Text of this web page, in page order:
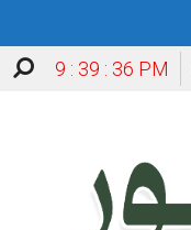
9 : 39 : 37 PM